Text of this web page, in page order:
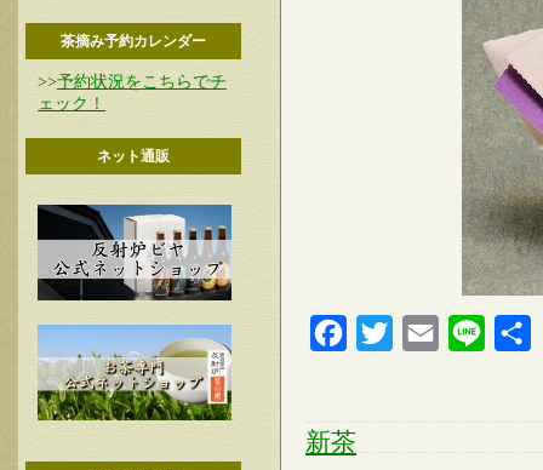
茶摘み予約カレンダー
>>予約状況をこちらでチ
ェック！
ネット通販
FacebookTwitter Email Line
新茶